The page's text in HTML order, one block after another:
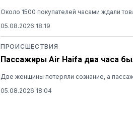
Около 1500 покупателей часами ждали
05.08.2026 18:19
ПРОИСШЕСТВИЯ
Пассажиры Air Haifa два часа
Две женщины потеряли сознание, а
05.08.2026 18:04